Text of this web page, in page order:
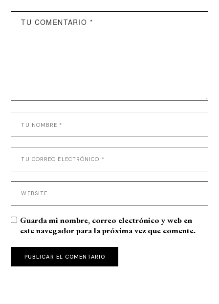
Guarda mi nombre, correo electrónico y web en
este navegador para la próxima vez que comente.
PUBLICAR EL COMENTARIO